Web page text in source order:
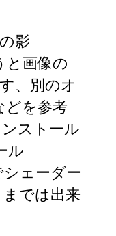
影
と画像の
、別のオ
どを参考
ストール
ル
シェーダー
では出来